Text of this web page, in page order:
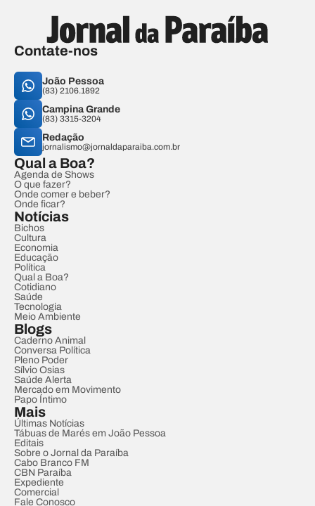
Contate-nos
João Pessoa
(83) 2106.1892
Campina Grande
(83) 3315-3204
Redação
jornalismo@jornaldaparaiba.com.br
Qual a Boa?
Agenda de Shows
O que fazer?
Onde comer e beber?
Onde ficar?
Notícias
Bichos
Cultura
Economia
Educação
Política
Qual a Boa?
Cotidiano
Saúde
Tecnologia
Meio Ambiente
Blogs
Caderno Animal
Conversa Política
Pleno Poder
Sílvio Osias
Saúde Alerta
Mercado em Movimento
Papo Íntimo
Mais
Últimas Notícias
Tábuas de Marés em João Pessoa
Editais
Sobre o Jornal da Paraíba
Cabo Branco FM
CBN Paraíba
Expediente
Comercial
Fale Conosco